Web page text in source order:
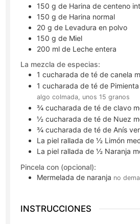
150 g de Harina de centeno
150 g de Harina normal
20 g de Levadura en polvo
150 g de Miel
200 ml de Leche entera
La mezcla de especias:
1 cucharada de té de canela
1 cucharada de té de
algo colmada, unos 15 granos
¾ cucharada de té de clavo
½ cucharada de té de Nuez
¾ cucharada de té de Anís
La piel rallada de ½ Limón
La piel rallada de ½ Naranja
Pincela con (opcional):
Mermelada de naranja no
INSTRUCCIONES